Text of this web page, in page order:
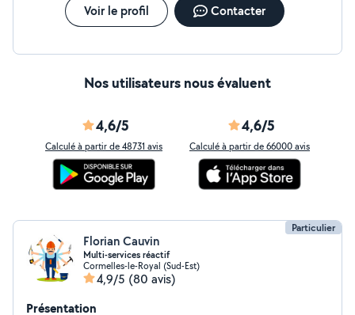
Voir le profil Contacter
Nos utilisateurs nous évaluent
4,6/5
Calculé à partir de 48731 avis
4,6/5
Calculé à partir de 66000 avis
Particulier
Florian Cauvin
Multi-services réactif
Cormelles-le-Royal (Sud-Est)
4,9/5 (80 avis)
Présentation